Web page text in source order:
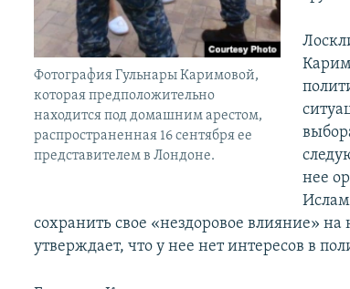
Фотография Гульнары Каримовой,
которая предположительно
находится под домашним арестом,
распространенная 16 сентября ее
представителем в Лондоне.
нее
сохранить свое «нездоровое влияние»
утверждает, что у нее нет интересов в